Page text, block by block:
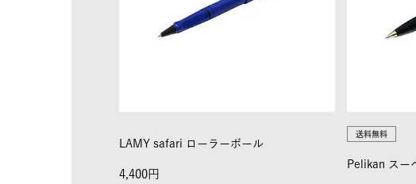
LAMY safari ローラーボール
4,400
送料無料
Pelikan スー